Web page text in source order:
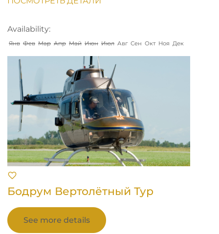
Availability:
Янв Фев Мар Апр Май Июн Июл Авг Сен Окт Ноя Дек
Бодрум Вертолётный Тур
See more details